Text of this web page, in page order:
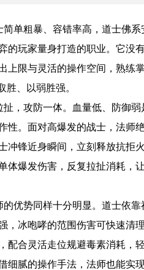
单粗暴、容错率高，道士佛
的玩家量身打造的职业。它没
上限与灵活的操作空间，熟练
胜、以弱胜强。
，攻防一体。血量低、防御
性。面对高爆发的战士，法师
冲锋近身瞬间，立刻释放抗拒
体爆发伤害，反复拉扯消耗，
优势同样十分明显。道士依
，冰咆哮的范围伤害可快速清
配合灵活走位规避毒素消耗，
细腻的操作手法，法师也能实